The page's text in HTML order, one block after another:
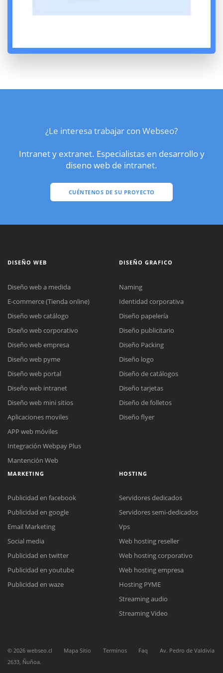
¿Le interesa trabajar con Webseo?
Intranet y extranet. Especialistas en desarrollo y
diseno web de intranet.
CUÉNTENOS DE SU PROYECTO
Reunión online
Nuestros ejecutivos le enviarán un correo electrónico con el enlace a
Meet para la reunión online.
Cotización
Todos nuestros ejecutivos están fuera de línea. Complete el formulario
DISEÑO WEB
Diseño web a medida
E-commerce (Tienda online)
Diseño web catálogo
Diseño web corporativo
Diseño web empresa
Diseño web pyme
Diseño web portal
Diseño web intranet
Diseño web mini sitios
Aplicaciones moviles
APP web móviles
Integración Webpay Plus
Mantención Web
DISEÑO GRAFICO
Naming
Identidad corporativa
Diseño papelería
Diseño publicitario
Diseño Packing
Diseño logo
Diseño de catálogos
Diseño tarjetas
Diseño de folletos
Diseño flyer
MARKETING
Publicidad en facebook
Publicidad en google
Email Marketing
Social media
Publicidad en twitter
Publicidad en youtube
Publicidad en waze
HOSTING
Servidores dedicados
Servidores semi-dedicados
Vps
Web hosting reseller
Web hosting corporativo
Web hosting empresa
Hosting PYME
Streaming audio
Streaming Video
© 2026 webseo.cl Mapa Sitio Terminos Faq
Av. Pedro de Valdivia
2633, Ñuñoa.